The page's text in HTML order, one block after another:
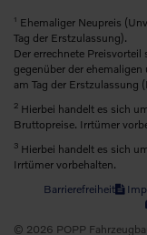
1 Ehemaliger Neupreis
Tag der Erstzulassung).
Der errechnete
gegenüber der
am Tag der Erstzulassung
2 Hierbei handelt es sich
Bruttopreise. Irrtümer
3 Hierbei handelt es sich
Irrtümer vorbehalten.
Barrierefreiheit
© 2026 POPP